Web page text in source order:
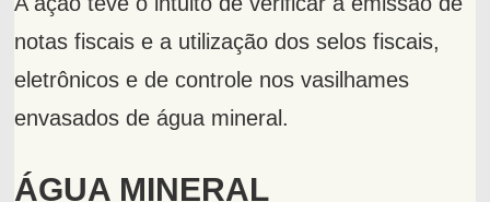
notas fiscais e a utilização dos selos fiscais,
eletrônicos e de controle nos vasilhames
envasados de água mineral.
ÁGUA MINERAL